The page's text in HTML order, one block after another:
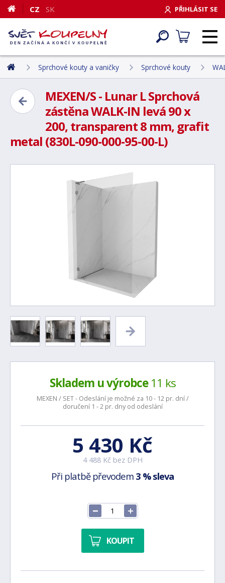
PŘIHLÁSIT SE
CZ SK
Sprchové kouty a vaničky Sprchové kouty
MEXEN/S - Lunar L Sprchová
zástěna WALK-IN levá 90 x
200, transparent 8 mm, grafit
metal (830L-090-000-95-00-L)
Skladem u výrobce11 ks
MEXEN / SET - Odeslání je možné za 10 - 12 pr. dní /
doručení 1 - 2 pr. dny od odeslání
5 430 Kč
4 488 Kč bez DPH
Při platbě převodem 3 % sleva
KOUPIT